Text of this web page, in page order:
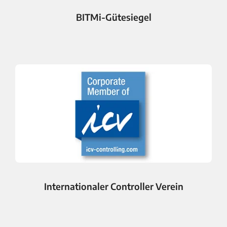
BITMi-Gütesiegel
Internationaler Controller Verein